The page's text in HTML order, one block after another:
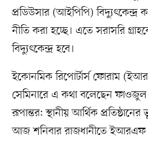
প্রডিউসার (আইপিপি) বিদ্যুৎকেন্দ্র
নীতি করা হচ্ছে। এতে সরাসরি
বিদ্যুৎকেন্দ্র হবে।
ইকোনমিক রিপোর্টার্স ফোরাম
সেমিনারে এ কথা বলেছেন ফাওজুল
রূপান্তর: স্থানীয় আর্থিক
আজ শনিবার রাজধানীতে ইআরএফ